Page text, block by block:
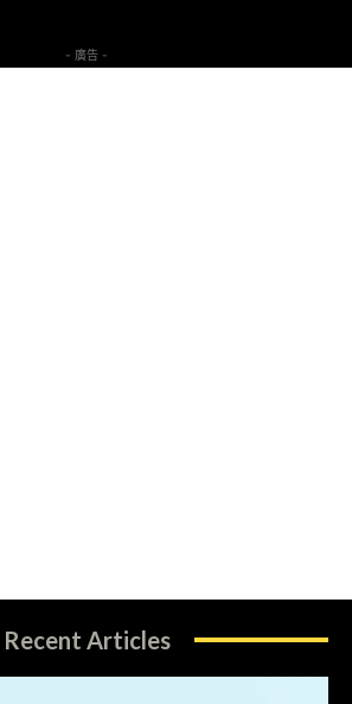
- 廣告 -
Recent Articles